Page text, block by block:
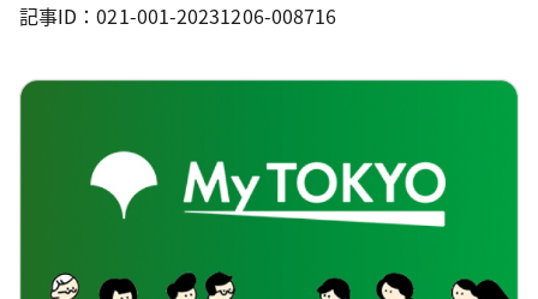
記事ID：021-001-20231206-008716